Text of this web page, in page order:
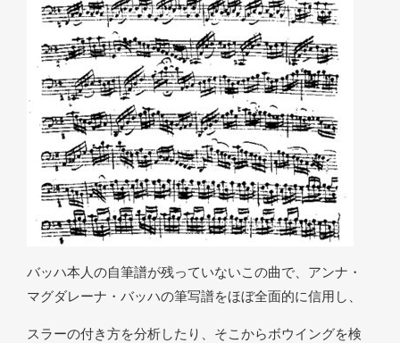
バッハ本人の自筆譜が残っていないこの曲で、アンナ・
マグダレーナ・バッハの筆写譜をほぼ全面的に信用し、
スラーの付き方を分析したり、そこからボウイングを検